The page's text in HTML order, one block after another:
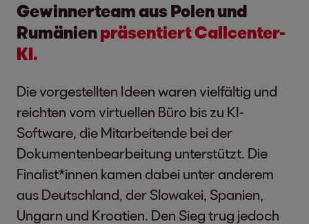
Gewinnerteam aus Polen und
Rumänienpräsentiert Callcenter-
KI.
Die vorgestellten Ideen waren vielfältig und
reichten vom virtuellen Büro bis zu KI-
Software, die Mitarbeitende bei der
Dokumentenbearbeitung unterstützt. Die
Finalist*innen kamen dabei unter anderem
aus Deutschland, der Slowakei, Spanien,
Ungarn und Kroatien. Den Sieg trug jedoch